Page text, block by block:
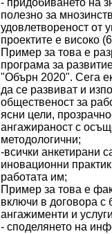
- придобиването на
полезно за
удовлетвореност от
проектите е високо
Пример за това е
програма за
"Обърн 2020". Сега
да се развиват и
общественост за
ясни цели,
ангажираност с
методологични;
-всички анкетирани
иновационни
работата им;
Пример за това е
включи в договора с
ангажименти и
- споделянето на